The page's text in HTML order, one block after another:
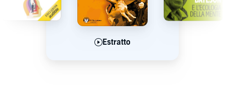
Estratto